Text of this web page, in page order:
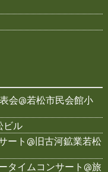
会@若松市民会館小
ビル
ート@旧古河鉱業若松
タイムコンサート@旅